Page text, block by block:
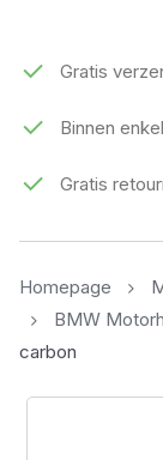
Gratis
Binnen
Gratis
Homepage
BMW
carbon